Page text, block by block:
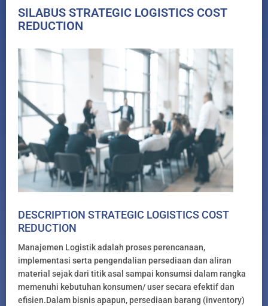
SILABUS STRATEGIC LOGISTICS COST
REDUCTION
DESCRIPTION STRATEGIC LOGISTICS COST
REDUCTION
Manajemen Logistik adalah proses perencanaan,
implementasi serta pengendalian persediaan dan aliran
material sejak dari titik asal sampai konsumsi dalam rangka
memenuhi kebutuhan konsumen/ user secara efektif dan
efisien.Dalam bisnis apapun, persediaan barang (inventory)